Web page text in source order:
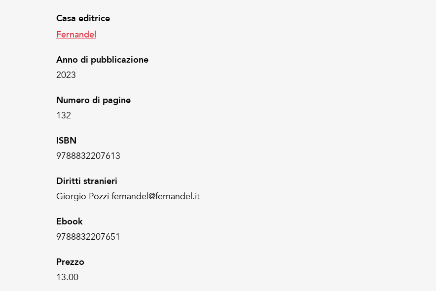
Casa editrice
Fernandel
Anno di pubblicazione
2023
Numero di pagine
132
ISBN
9788832207613
Diritti stranieri
Giorgio Pozzi fernandel@fernandel.it
Ebook
9788832207651
Prezzo
13.00